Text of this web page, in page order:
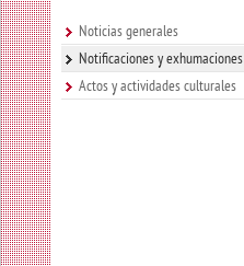
Noticias generales
Notificaciones y exhumaciones
Actos y actividades culturales